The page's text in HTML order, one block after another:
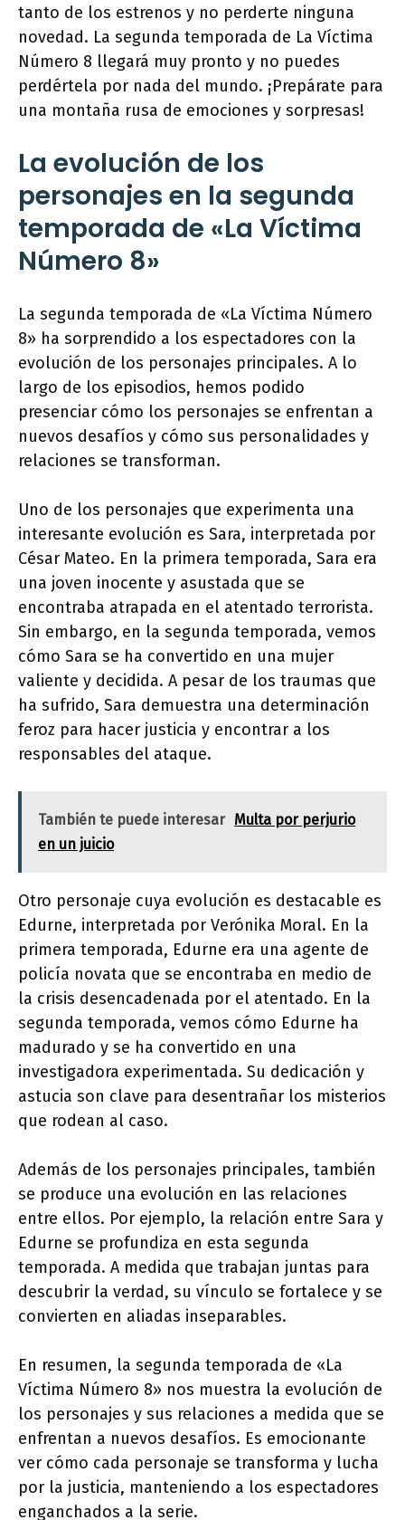
tanto de los estrenos y no perderte ninguna
novedad. La segunda temporada de La Víctima
Número 8 llegará muy pronto y no puedes
perdértela por nada del mundo. ¡Prepárate para
una montaña rusa de emociones y sorpresas!
La evolución de los
personajes en la segunda
temporada de «La Víctima
Número 8»
La segunda temporada de «La Víctima Número
8» ha sorprendido a los espectadores con la
evolución de los personajes principales. A lo
largo de los episodios, hemos podido
presenciar cómo los personajes se enfrentan a
nuevos desafíos y cómo sus personalidades y
relaciones se transforman.
Uno de los personajes que experimenta una
interesante evolución es Sara, interpretada por
César Mateo. En la primera temporada, Sara era
una joven inocente y asustada que se
encontraba atrapada en el atentado terrorista.
Sin embargo, en la segunda temporada, vemos
cómo Sara se ha convertido en una mujer
valiente y decidida. A pesar de los traumas que
ha sufrido, Sara demuestra una determinación
feroz para hacer justicia y encontrar a los
responsables del ataque.
También te puede interesar Multa por perjurio
en un juicio
Otro personaje cuya evolución es destacable es
Edurne, interpretada por Verónika Moral. En la
primera temporada, Edurne era una agente de
policía novata que se encontraba en medio de
la crisis desencadenada por el atentado. En la
segunda temporada, vemos cómo Edurne ha
madurado y se ha convertido en una
investigadora experimentada. Su dedicación y
astucia son clave para desentrañar los misterios
que rodean al caso.
Además de los personajes principales, también
se produce una evolución en las relaciones
entre ellos. Por ejemplo, la relación entre Sara y
Edurne se profundiza en esta segunda
temporada. A medida que trabajan juntas para
descubrir la verdad, su vínculo se fortalece y se
convierten en aliadas inseparables.
En resumen, la segunda temporada de «La
Víctima Número 8» nos muestra la evolución de
los personajes y sus relaciones a medida que se
enfrentan a nuevos desafíos. Es emocionante
ver cómo cada personaje se transforma y lucha
por la justicia, manteniendo a los espectadores
enganchados a la serie.